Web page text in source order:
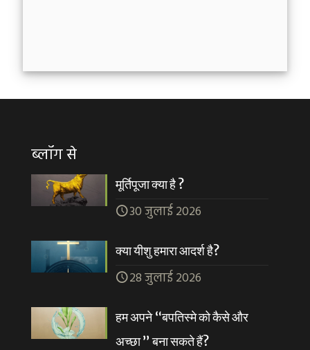
ब्लॉग से
मूर्तिपूजा क्या है ?
30 जुलाई 2026
क्या यीशु हमारा आदर्श है?
28 जुलाई 2026
हम अपने “बपतिस्मे को कैसे और
अच्छा ” बना सकते हैं?